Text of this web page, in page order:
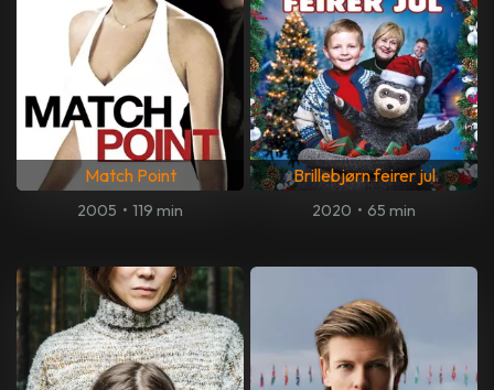
Match Point
2005 • 119 min
Brillebjørn feirer jul
2020 • 65 min